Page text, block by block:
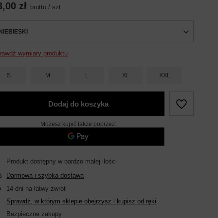
zł brutto /szt.
wymiary produktu
S M L XL XXL
Dodaj do koszyka
Możesz kupić także poprzez:
Produkt dostępny w bardzo małej ilości
Darmowa i szybka dostawa
14 dni na łatwy zwrot
Sprawdź, w którym sklepie obejrzysz i kupisz od ręki
Bezpieczne zakupy